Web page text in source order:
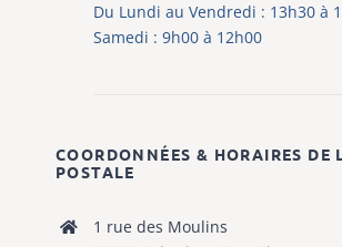
Du Lundi au Vendredi : 13h30 à
Samedi : 9h00 à 12h00
COORDONNÉES & HORAIRES DE
POSTALE
1 rue des Moulins